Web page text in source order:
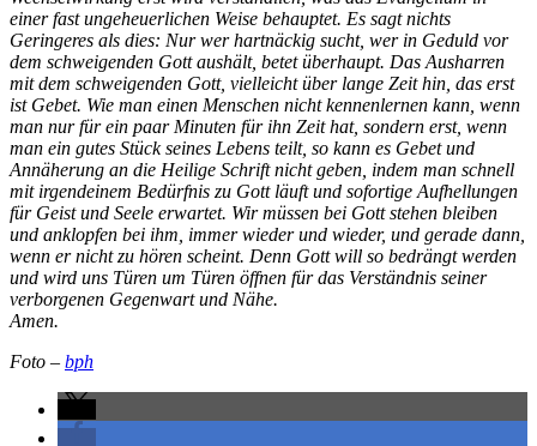
einer fast ungeheuerlichen Weise behauptet. Es sagt nichts
Geringeres als dies: Nur wer hartnäckig sucht, wer in Geduld vor
dem schweigenden Gott aushält, betet überhaupt. Das Ausharren
mit dem schweigenden Gott, vielleicht über lange Zeit hin, das erst
ist Gebet. Wie man einen Menschen nicht kennenlernen kann, wenn
man nur für ein paar Minuten für ihn Zeit hat, sondern erst, wenn
man ein gutes Stück seines Lebens teilt, so kann es Gebet und
Annäherung an die Heilige Schrift nicht geben, indem man schnell
mit irgendeinem Bedürfnis zu Gott läuft und sofortige Aufhellungen
für Geist und Seele erwartet. Wir müssen bei Gott stehen bleiben
und anklopfen bei ihm, immer wieder und wieder, und gerade dann,
wenn er nicht zu hören scheint. Denn Gott will so bedrängt werden
und wird uns Türen um Türen öffnen für das Verständnis seiner
verborgenen Gegenwart und Nähe.
Amen.
Foto – bph